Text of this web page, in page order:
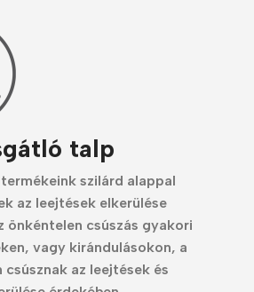
talp
szilárd alappal
az leejtések elkerülése
önkéntelen csúszás gyakori
vagy kirándulásokon, a
csúsznak az leejtések és